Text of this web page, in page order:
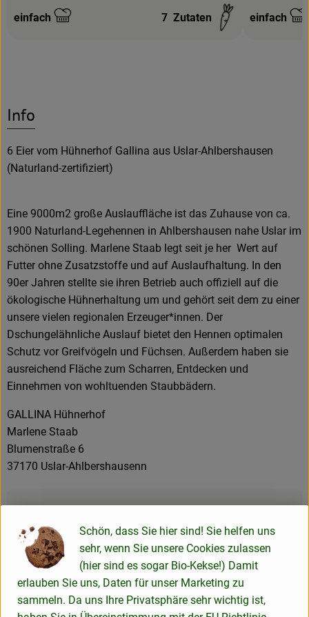
Schwierigkeit:
einfach 7 Zutaten einfach
Info
6 Eier vom Hühnerhof Gallina aus Uslar-Ahlbershausen
(Naturland-zertifiziert)
Eine 9000m2 große Auslauffläche ist das Zuhause von ca.
1900 Naturland-Legehennen in Ahlbershausen nahe Uslar im
schönen Solling. Marlene Staab legt seit je her Wert auf
Futter ohne Zusatzstoffe und auf Auslaufhaltung. In den
90er Jahren stellte sie ihren Betrieb auch offiziell auf die
ökologische Hühnerhaltung um und gehört seit dem zu einer
unsere vielen regionalen Erzeuger*innen. Der
Dschungelähnliche Auslauf bietet den Hennen optimalen
Schutz vor Greifvögeln und Füchsen. Außerdem haben sie
ausreichend Fläche zum Scharren, Entdecken und
Einnehmen von wohltuenden Staubbädern.
GALLINA Hühnerhof
Marlene Staab
Blumenstraße 6
37170 Uslar-Ahlbershausenn
Zutaten
Nährwert-Info
Schön, dass Sie hier sind! Sie helfen uns
sehr, wenn Sie unsere Cookies zulassen
(hier sind es sogar Bio-Kekse!) Damit
erlauben Sie uns, Daten für unser Marketing zu
sammeln. Da uns Ihre Privatsphäre sehr wichtig ist,